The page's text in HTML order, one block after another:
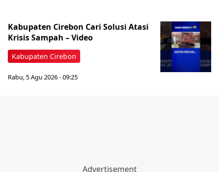
Kabupaten Cirebon
‎Kabupaten Cirebon Cari Solusi Atasi
Krisis Sampah – Video
Rabu, 5 Agu 2026 - 09:25